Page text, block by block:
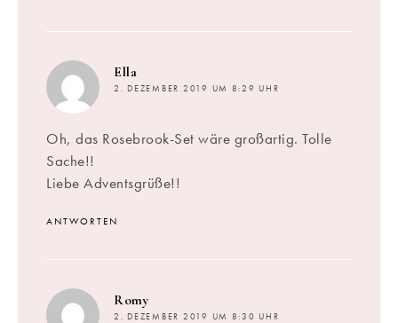
Ella
2. DEZEMBER 2019 UM 8:29 UHR
Oh, das Rosebrook-Set wäre großartig. Tolle
Sache!!
Liebe Adventsgrüße!!
ANTWORTEN
Romy
2. DEZEMBER 2019 UM 8:30 UHR